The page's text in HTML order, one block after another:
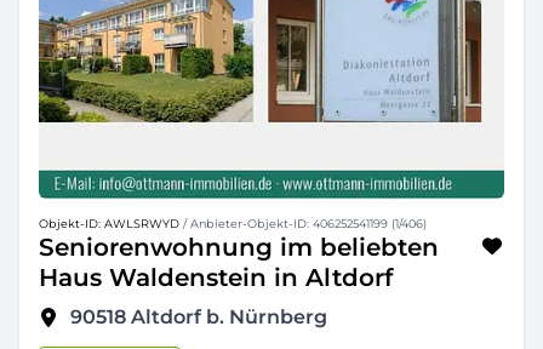
Objekt-ID: AWLSRWYD / Anbieter-Objekt-ID: 406252541199 (1/406)
Seniorenwohnung im beliebten
Haus Waldenstein in Altdorf
90518 Altdorf b. Nürnberg